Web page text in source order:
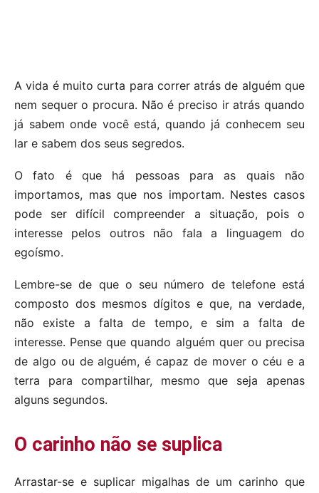
A vida é muito curta para correr atrás de alguém que
nem sequer o procura. Não é preciso ir atrás quando
já sabem onde você está, quando já conhecem seu
lar e sabem dos seus segredos.
O fato é que há pessoas para as quais não
importamos, mas que nos importam. Nestes casos
pode ser difícil compreender a situação, pois o
interesse pelos outros não fala a linguagem do
egoísmo.
Lembre-se de que o seu número de telefone está
composto dos mesmos dígitos e que, na verdade,
não existe a falta de tempo, e sim a falta de
interesse. Pense que quando alguém quer ou precisa
de algo ou de alguém, é capaz de mover o céu e a
terra para compartilhar, mesmo que seja apenas
alguns segundos.
O carinho não se suplica
Arrastar-se e suplicar migalhas de um carinho que